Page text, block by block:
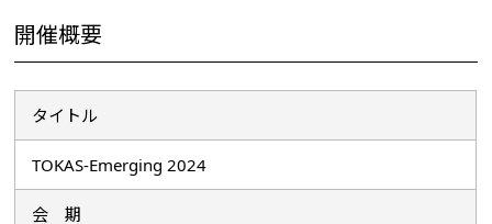
開催概要
タイトル
TOKAS-Emerging 2024
会 期